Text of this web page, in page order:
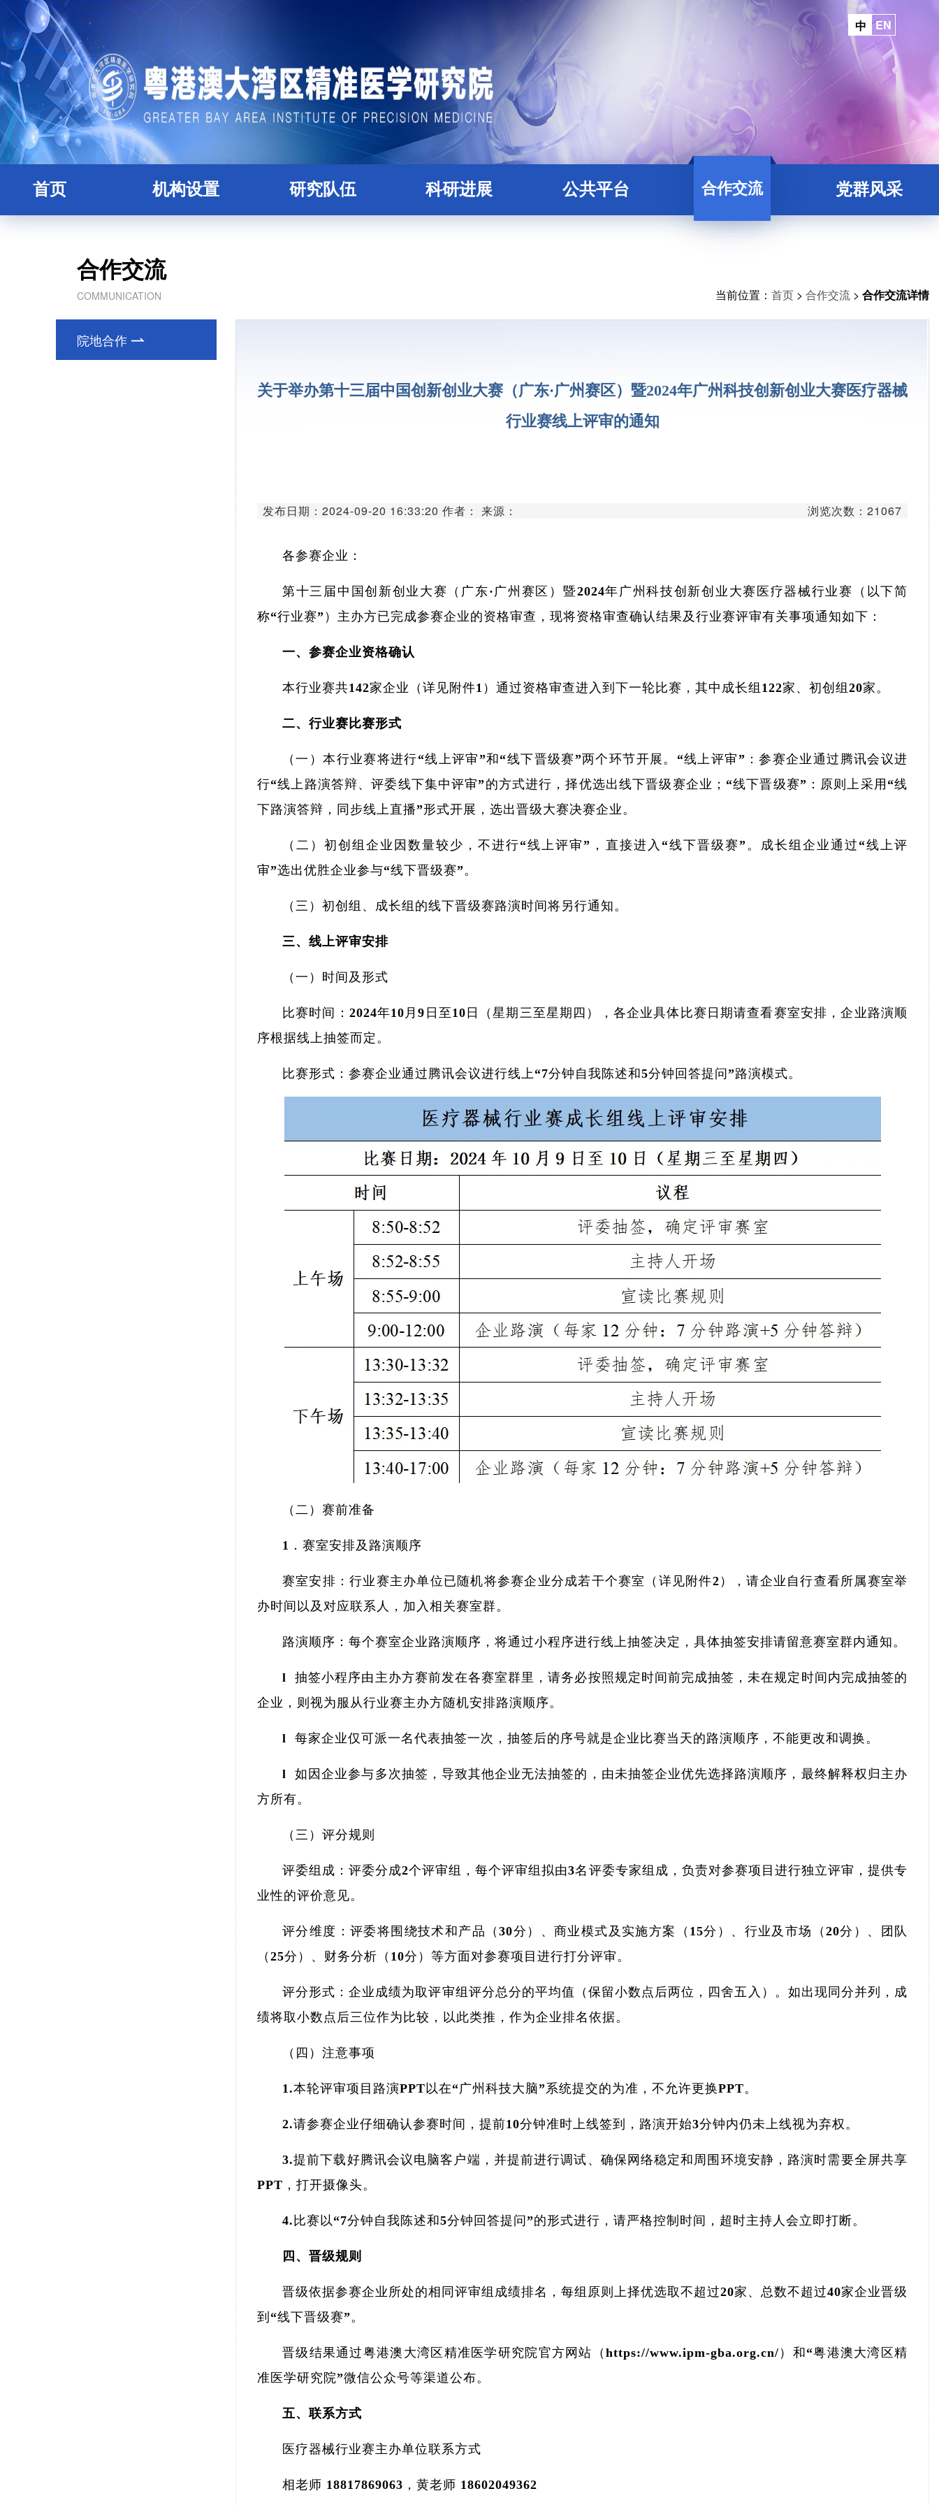
中 EN
首页 机构设置
学术委员会
领导简介
研究队伍 科研进展 公共平台
代谢组学平台
分子与细胞影像平台
类器官与细胞治疗平台
合作交流
院地合作
党群风采
合作交流
COMMUNICATION 当前位置： 首页 > 合作交流 > 合作交流详情
院地合作
关于举办第十三届中国创新创业大赛（广东·广州赛区）暨2024年广州科技创新创业大赛医疗器械
行业赛线上评审的通知
发布日期：2024-09-20 16:33:20 作者： 来源： 浏览次数：21067
各参赛企业：
第十三届中国创新创业大赛（广东·广州赛区）暨2024年广州科技创新创业大赛医疗器械行业赛（以下简
称“行业赛”）主办方已完成参赛企业的资格审查，现将资格审查确认结果及行业赛评审有关事项通知如下：
一、参赛企业资格确认
本行业赛共142家企业（详见附件1）通过资格审查进入到下一轮比赛，其中成长组122家、初创组20家。
二、行业赛比赛形式
（一）本行业赛将进行“线上评审”和“线下晋级赛”两个环节开展。“线上评审”：参赛企业通过腾讯会议进
行“线上路演答辩、评委线下集中评审”的方式进行，择优选出线下晋级赛企业；“线下晋级赛”：原则上采用“线
下路演答辩，同步线上直播”形式开展，选出晋级大赛决赛企业。
（二）初创组企业因数量较少，不进行“线上评审”，直接进入“线下晋级赛”。成长组企业通过“线上评
审”选出优胜企业参与“线下晋级赛”。
（三）初创组、成长组的线下晋级赛路演时间将另行通知。
三、线上评审安排
（一）时间及形式
比赛时间：2024年10月9日至10日（星期三至星期四），各企业具体比赛日期请查看赛室安排，企业路演顺
序根据线上抽签而定。
比赛形式：参赛企业通过腾讯会议进行线上“7分钟自我陈述和5分钟回答提问”路演模式。
（二）赛前准备
1．赛室安排及路演顺序
赛室安排：行业赛主办单位已随机将参赛企业分成若干个赛室（详见附件2），请企业自行查看所属赛室举
办时间以及对应联系人，加入相关赛室群。
路演顺序：每个赛室企业路演顺序，将通过小程序进行线上抽签决定，具体抽签安排请留意赛室群内通知。
l 抽签小程序由主办方赛前发在各赛室群里，请务必按照规定时间前完成抽签，未在规定时间内完成抽签的
企业，则视为服从行业赛主办方随机安排路演顺序。
l 每家企业仅可派一名代表抽签一次，抽签后的序号就是企业比赛当天的路演顺序，不能更改和调换。
l 如因企业参与多次抽签，导致其他企业无法抽签的，由未抽签企业优先选择路演顺序，最终解释权归主办
方所有。
（三）评分规则
评委组成：评委分成2个评审组，每个评审组拟由3名评委专家组成，负责对参赛项目进行独立评审，提供专
业性的评价意见。
评分维度：评委将围绕技术和产品（30分）、商业模式及实施方案（15分）、行业及市场（20分）、团队
（25分）、财务分析（10分）等方面对参赛项目进行打分评审。
评分形式：企业成绩为取评审组评分总分的平均值（保留小数点后两位，四舍五入）。如出现同分并列，成
绩将取小数点后三位作为比较，以此类推，作为企业排名依据。
（四）注意事项
1.本轮评审项目路演PPT以在“广州科技大脑”系统提交的为准，不允许更换PPT。
2.请参赛企业仔细确认参赛时间，提前10分钟准时上线签到，路演开始3分钟内仍未上线视为弃权。
3.提前下载好腾讯会议电脑客户端，并提前进行调试、确保网络稳定和周围环境安静，路演时需要全屏共享
PPT，打开摄像头。
4.比赛以“7分钟自我陈述和5分钟回答提问”的形式进行，请严格控制时间，超时主持人会立即打断。
四、晋级规则
晋级依据参赛企业所处的相同评审组成绩排名，每组原则上择优选取不超过20家、总数不超过40家企业晋级
到“线下晋级赛”。
晋级结果通过粤港澳大湾区精准医学研究院官方网站（https://www.ipm-gba.org.cn/）和“粤港澳大湾区精
准医学研究院”微信公众号等渠道公布。
五、联系方式
医疗器械行业赛主办单位联系方式
相老师 18817869063，黄老师 18602049362